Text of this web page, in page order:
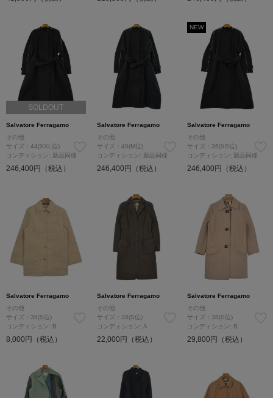
SOLDOUT
Salvatore Ferragamo
その他
サイズ：44(XXL位)
コンディション: 新品同様
246,400円（税込）
Salvatore Ferragamo
その他
サイズ：40(M位)
コンディション: 新品同様
246,400円（税込）
NEW
Salvatore Ferragamo
その他
サイズ：36(XS位)
コンディション: 新品同様
246,400円（税込）
Salvatore Ferragamo
その他
サイズ：38(S位)
コンディション: B
8,000円（税込）
Salvatore Ferragamo
その他
サイズ：38(S位)
コンディション: A
22,000円（税込）
Salvatore Ferragamo
その他
サイズ：38(S位)
コンディション: B
29,800円（税込）